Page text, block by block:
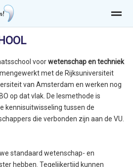
voorwetenschap en techniek
met de Rijksuniversiteit
van Amsterdam en werken nog
op dat vlak. De lesmethode is
kennisuitwisseling tussen de
die verbonden zijn aan de VU.
standaard wetenschap- en
hebben. Tegelijkertijd kunnen